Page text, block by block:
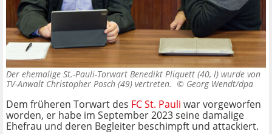
Der ehemalige St.-Pauli-Torwart Benedikt Pliquett (40, l) wurde von
TV-Anwalt Christopher Posch (49) vertreten. © Georg Wendt/dpa
Dem früheren Torwart des FC St. Pauli war vorgeworfen
worden, er habe im September 2023 seine damalige
Ehefrau und deren Begleiter beschimpft und attackiert.